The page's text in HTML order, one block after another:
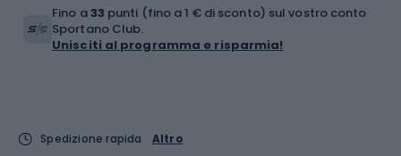
Fino a33 punti (fino a 1 € di sconto) sul vostro conto
Sportano Club.
Unisciti al programma e risparmia!
Spedizione rapida
Altro